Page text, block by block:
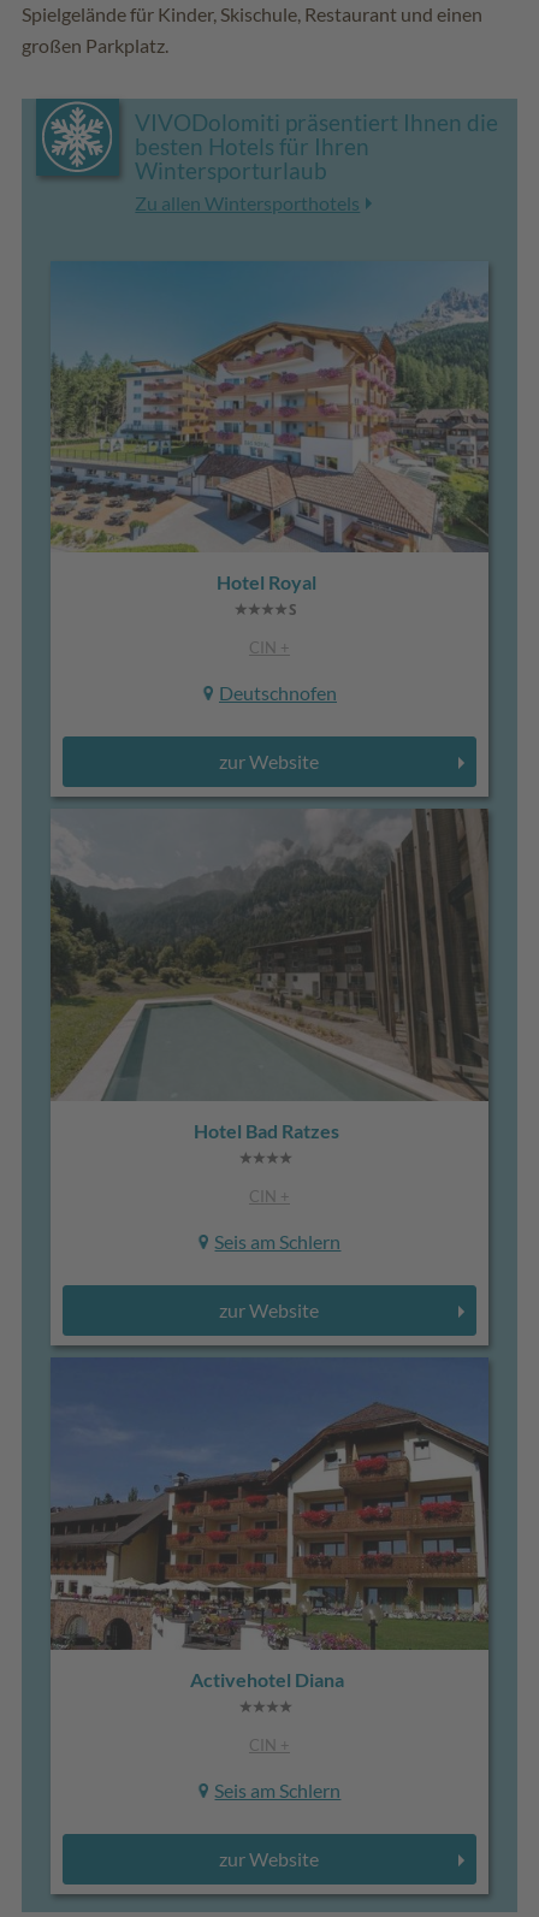
Spielgelände für Kinder, Skischule, Restaurant und einen
großen Parkplatz.
VIVODolomiti präsentiert Ihnen die
besten Hotels für Ihren
Wintersporturlaub
Zu allen Wintersporthotels
Hotel Royal
CIN +
Deutschnofen
zur Website
Hotel Bad Ratzes
CIN +
Seis am Schlern
zur Website
Activehotel Diana
CIN +
Seis am Schlern
zur Website